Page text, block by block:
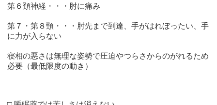
第６頚神経・・・肘に痛み
第７・第８頸・・・肘先まで到達、手がはれぼったい、手
に力が入らない
寝相の悪さは無理な姿勢で圧迫やつらさからのがれるため
必要（最低限度の動き）